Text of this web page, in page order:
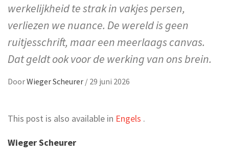
werkelijkheid te strak in vakjes persen,
verliezen we nuance. De wereld is geen
ruitjesschrift, maar een meerlaags canvas.
Dat geldt ook voor de werking van ons brein.
DoorWieger Scheurer / 29 juni 2026
This post is also available in Engels .
Wieger Scheurer